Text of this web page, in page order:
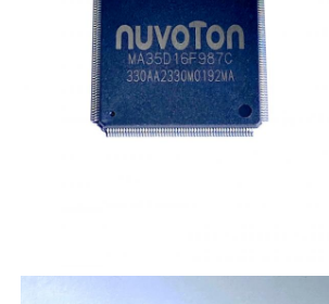
পিএলসি প্রোগ্রামিং
জিপিএস মডিউল